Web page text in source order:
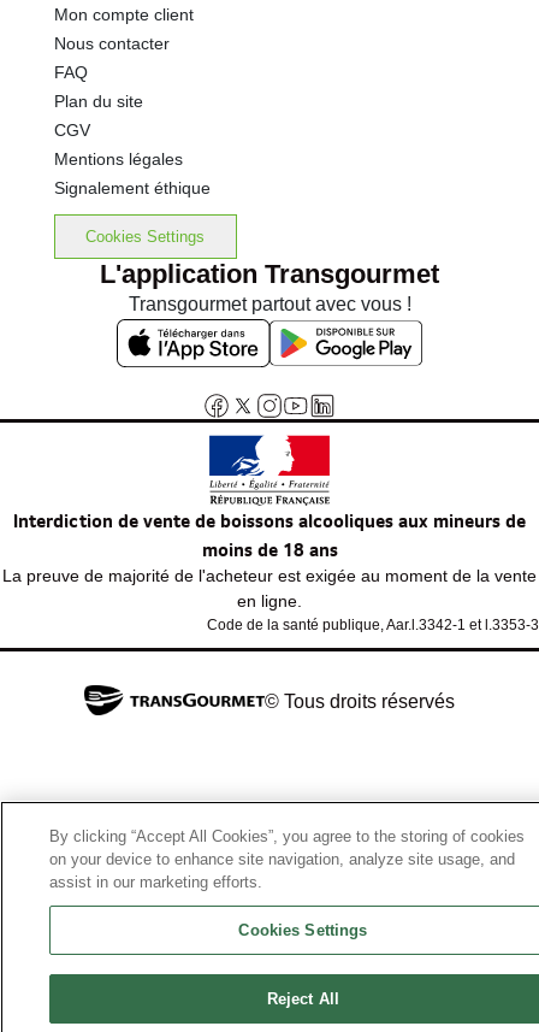
Mon compte client
Nous contacter
FAQ
Plan du site
CGV
Mentions légales
Signalement éthique
Cookies Settings
L'application Transgourmet
Transgourmet partout avec vous !
Interdiction de vente de boissons alcooliques aux mineurs de
moins de 18 ans
La preuve de majorité de l'acheteur est exigée au moment de la vente
en ligne.
Code de la santé publique, Aar.l.3342-1 et l.3353-3
© Tous droits réservés
By clicking “Accept All Cookies”, you agree to the storing of cookies
on your device to enhance site navigation, analyze site usage, and
assist in our marketing efforts.
Cookies Settings
Reject All